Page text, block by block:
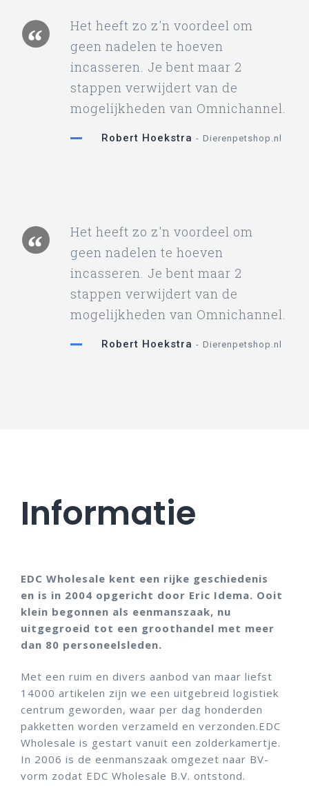
Het heeft zo z'n voordeel om
geen nadelen te hoeven
incasseren. Je bent maar 2
stappen verwijdert van de
mogelijkheden van Omnichannel.
Robert Hoekstra Dierenpetshop.nl
Het heeft zo z'n voordeel om
geen nadelen te hoeven
incasseren. Je bent maar 2
stappen verwijdert van de
mogelijkheden van Omnichannel.
Robert Hoekstra Dierenpetshop.nl
Informatie
EDC Wholesale kent een rijke geschiedenis
en is in 2004 opgericht door Eric Idema. Ooit
klein begonnen als eenmanszaak, nu
uitgegroeid tot een groothandel met meer
dan 80 personeelsleden.
Met een ruim en divers aanbod van maar liefst
14000 artikelen zijn we een uitgebreid logistiek
centrum geworden, waar per dag honderden
pakketten worden verzameld en verzonden.EDC
Wholesale is gestart vanuit een zolderkamertje.
In 2006 is de eenmanszaak omgezet naar BV-
vorm zodat EDC Wholesale B.V. ontstond.